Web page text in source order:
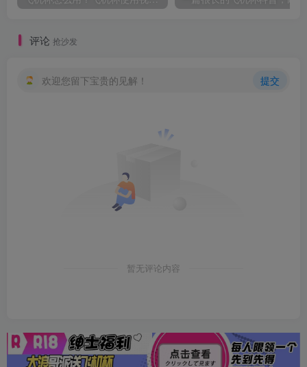
评论 抢沙发
欢迎您留下宝贵的见解！ 提交
暂无评论内容